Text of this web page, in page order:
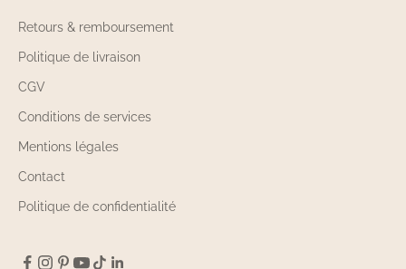
Retours & remboursement
Politique de livraison
CGV
Conditions de services
Mentions légales
Contact
Politique de confidentialité